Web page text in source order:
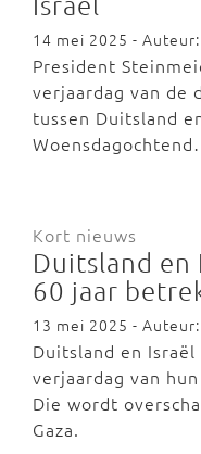
14 mei 2025 -
President
verjaardag van de
tussen Duitsland
Kort nieuws
Duitsland en
60 jaar
13 mei 2025 -
Duitsland en
verjaardag van
Die wordt
Gaza.